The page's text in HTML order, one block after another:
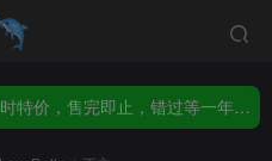
2026年新增【永久会员】限时特价，售完即止，错过等一年！！！
2026年新增【永久会员】限时特价，售完即止，错过等一年！！！